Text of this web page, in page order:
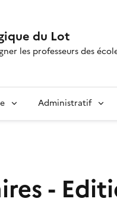
du Lot
les professeurs des
Administratif
-